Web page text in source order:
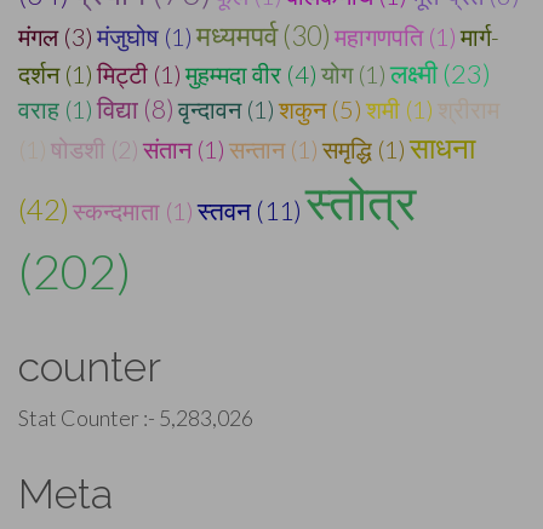
मंगल (3) मंजुघोष (1) मध्यमपर्व (30) महागणपति (1) मार्ग-
दर्शन (1) मिट्टी (1) मुहम्मदा वीर (4) योग (1) लक्ष्मी (23)
वराह (1) विद्या (8) वृन्दावन (1) शकुन (5) शमी (1) श्रीराम
(1) षोडशी (2) संतान (1) सन्तान (1) समृद्धि (1) साधना
(42) स्कन्दमाता (1) स्तवन (11) स्तोत्र
(202)
counter
Stat Counter :- 5,283,026
Meta